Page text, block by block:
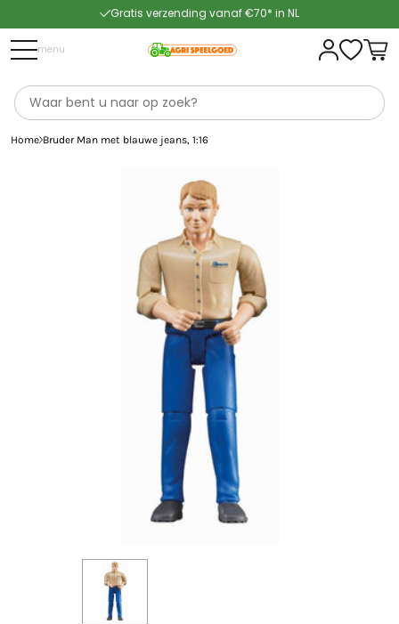
Gratis verzending vanaf €70* in NL
Snelle levering
menu
Home Bruder Man met blauwe jeans, 1:16